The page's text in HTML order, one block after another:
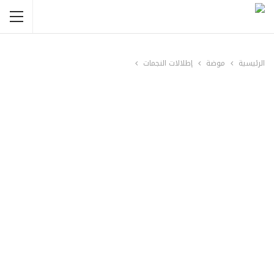
الرئيسية موضة إطلالات النجمات